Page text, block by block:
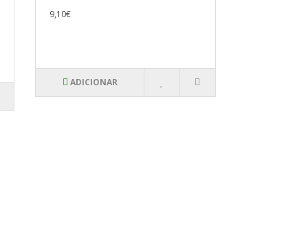
9,10€
ADICIONAR